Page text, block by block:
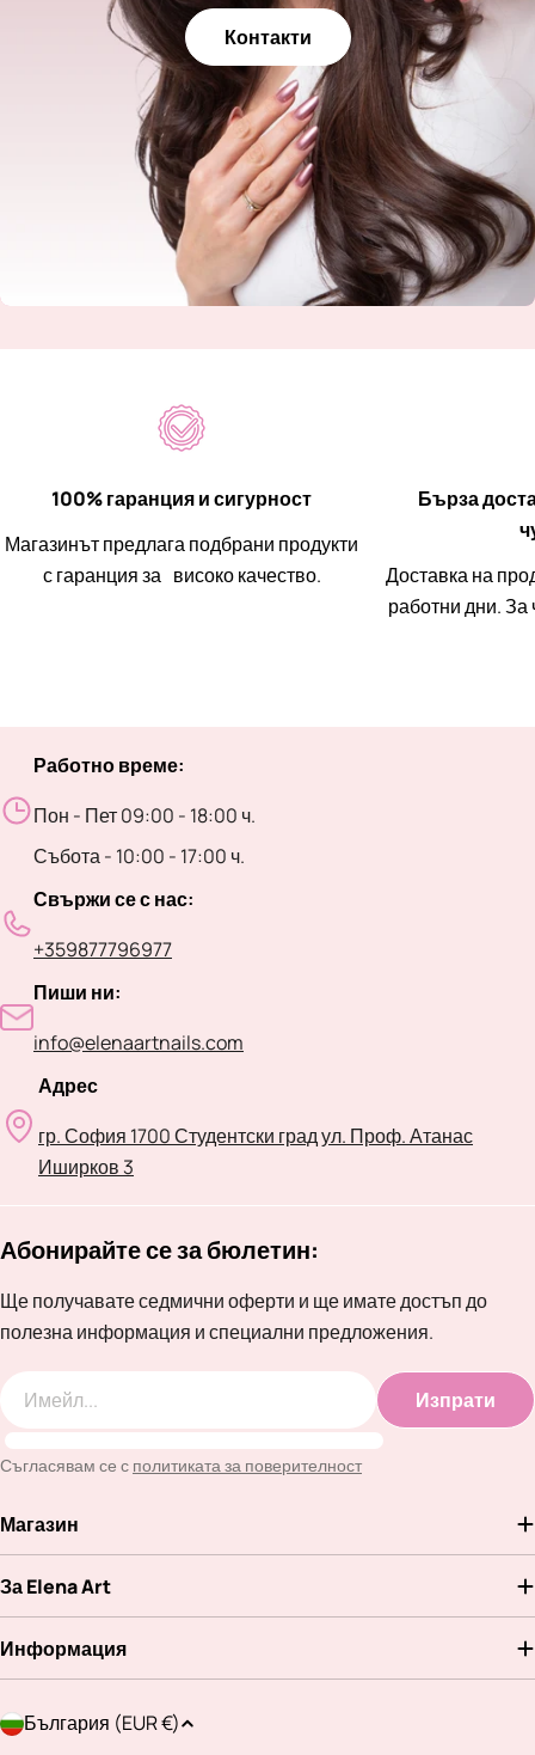
Контакти
100% гаранция и сигурност
Магазинът предлага подбрани продукти
с гаранция за високо качество.
Бърза
Доставка на
работни дни. За
Работно време:
Пон - Пет 09:00 - 18:00 ч.
Събота - 10:00 - 17:00 ч.
Свържи се с нас:
+359877796977
Пиши ни:
info@elenaartnails.com
Адрес
гр. София 1700 Студентски град ул. Проф. Атанас
Иширков 3
Абонирайте се за бюлетин:
Ще получавате седмични оферти и ще имате достъп до
полезна информация и специални предложения.
Изпрати
Съгласявам се с политиката за поверителност
Магазин
За Elena Art
Информация
Д
България (EUR €)